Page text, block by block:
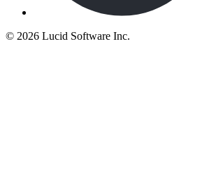
© 2026 Lucid Software Inc.